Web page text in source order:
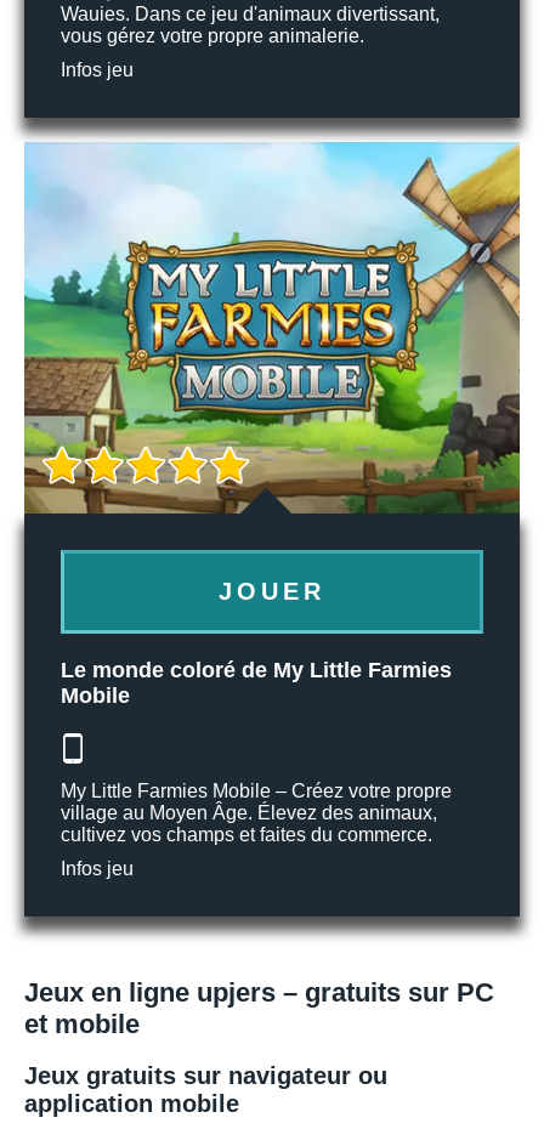
Wauies. Dans ce jeu d'animaux divertissant,
vous gérez votre propre animalerie.
Infos jeu
JOUER
Le monde coloré de My Little Farmies
Mobile
My Little Farmies Mobile – Créez votre propre
village au Moyen Âge. Élevez des animaux,
cultivez vos champs et faites du commerce.
Infos jeu
Jeux en ligne upjers – gratuits sur PC
et mobile
Jeux gratuits sur navigateur ou
application mobile